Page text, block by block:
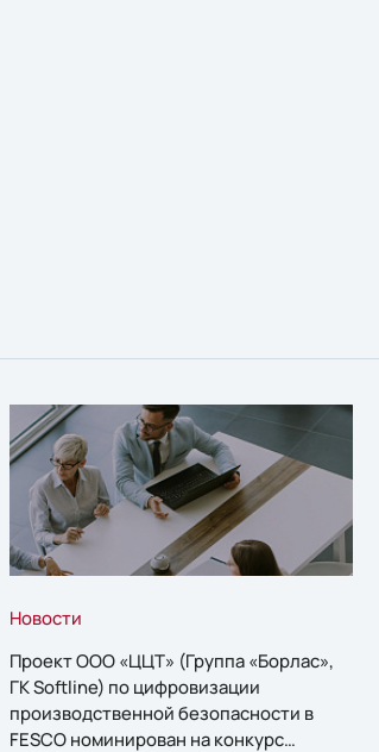
Новости
Проект ООО «ЦЦТ» (Группа «Борлас»,
ГК Softline) по цифровизации
производственной безопасности в
FESCO номинирован на конкурс